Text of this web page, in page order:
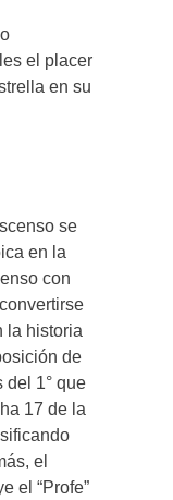
el placer
en su
se
en la
con
la historia
de
del 1° que
17 de la
el
el “Profe”